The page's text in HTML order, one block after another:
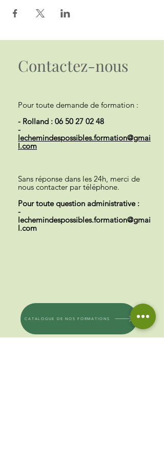
Contactez-nous
Pour toute demande de formation :
- Rolland : 06 50 27 02 48
-
lechemindespossibles.formation@gmai
l.com
Sans réponse dans les 24h, merci de
nous contacter par téléphone.
Pour toute question administrative :
-
lechemindespossibles.formation@gmai
l.com
CATALOGUE DE NOS FORMATIONS